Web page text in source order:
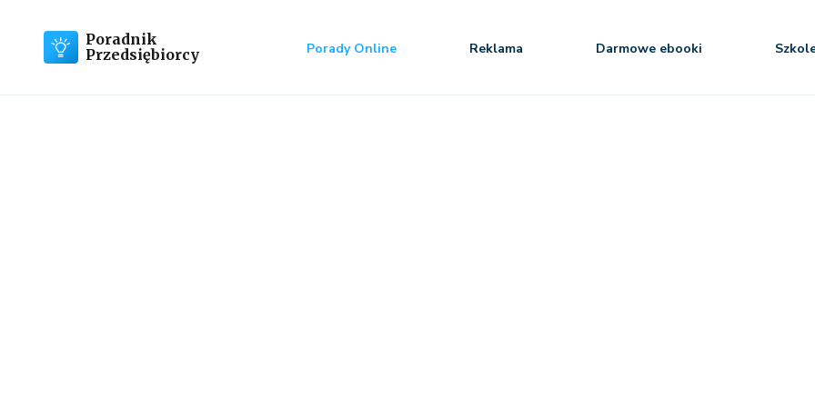
Poradnik
Przedsiębiorcy
Porady Online Reklama Darmowe ebooki